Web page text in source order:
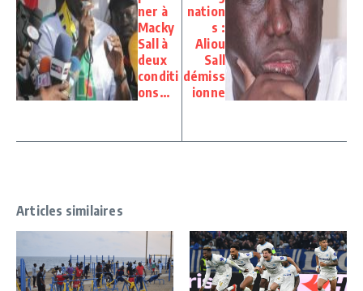
ner à
Macky
Sall à
deux
conditi
ons…
nation
s :
Aliou
Sall
démiss
ionne
Articles similaires